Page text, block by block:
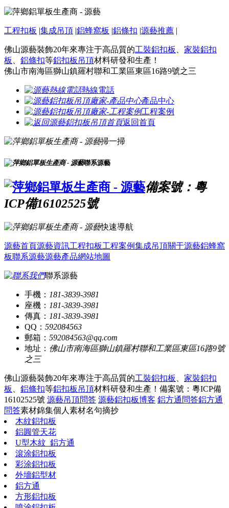
工程扣板 |集成吊頂 |鋁蜂窩板 |鋁條扣 |源藝推薦 |
佛山源藝裝飾20年來專注于高品質的工裝鋁扣板
家裝鋁扣
板
鋁條扣等鋁扣板吊頂材料研發和生產！
佛山市南海區獅山鎮羅村聯和工業區東區16路9號之三
熱線電話
產品中心
工程案例
返回首頁
掃一掃
聯系源藝
備案號：粵
ICP備16102525號
快速導航
源藝首頁源藝資訊工程扣板工程案例集成吊頂關于源藝鋁蜂窩
板聯系源藝源藝產品網站地圖
聯系源藝
手機： 181-3839-3981
座機： 181-3839-3981
傳真： 181-3839-3981
QQ： 592084563
郵箱： 592084563@qq.com
地址： 佛山市南海區獅山鎮羅村聯和工業區東區16路9號
之三
佛山源藝裝飾20年來專注于高品質的工裝鋁扣板
家裝鋁扣
板
鋁條扣等鋁扣板吊頂材料研發和生產！ 備案號：粵ICP備
16102525號 源藝吊頂問答 源藝鋁扣板博客 鋁方通問答鋁方通
問答素材錦集個人素材名句摘抄
木紋鋁扣板
鋁圓管天花
U型木紋_鋁方通
滾涂鋁扣板
彩涂鋁扣板
外墻鋁型材
鋁方通
方形鋁扣板